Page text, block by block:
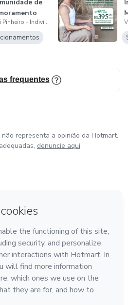
de
Volnei Pinheiro - Indivíduos e Grupos
frequentes
representa a opinião da Hotmart.
denuncie aqui
México